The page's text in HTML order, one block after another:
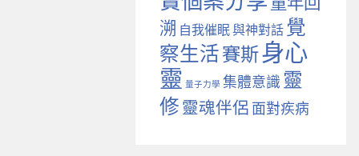
溯 自我催眠與神對話 覺
察生活賽斯身心
靈 量子力學 集體意識 靈
修靈魂伴侶 面對疾病